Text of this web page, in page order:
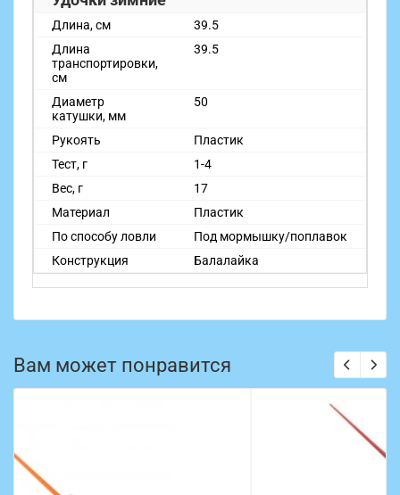
Длина, см
39.5
Длина
транспортировки,
см
39.5
Диаметр
катушки, мм
50
Рукоять
Пластик
Тест, г
1-4
Вес, г
17
Материал
Пластик
По способу ловли
Под мормышку/поплавок
Конструкция
Балалайка
Вам может понравится